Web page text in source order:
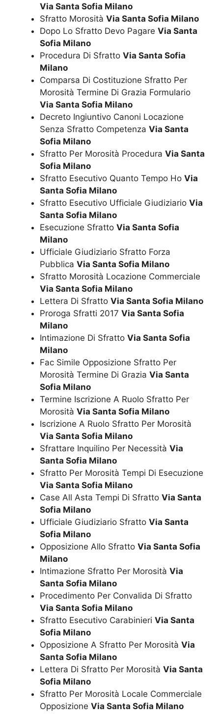
Via Santa Sofia Milano
Sfratto Morosità Via Santa Sofia Milano
Dopo Lo Sfratto Devo Pagare Via Santa
Sofia Milano
Procedura Di Sfratto Via Santa Sofia
Milano
Comparsa Di Costituzione Sfratto Per
Morosità Termine Di Grazia Formulario
Via Santa Sofia Milano
Decreto Ingiuntivo Canoni Locazione
Senza Sfratto Competenza Via Santa
Sofia Milano
Sfratto Per Morosità Procedura Via Santa
Sofia Milano
Sfratto Esecutivo Quanto Tempo Ho Via
Santa Sofia Milano
Sfratto Esecutivo Ufficiale Giudiziario Via
Santa Sofia Milano
Esecuzione Sfratto Via Santa Sofia
Milano
Ufficiale Giudiziario Sfratto Forza
Pubblica Via Santa Sofia Milano
Sfratto Morosità Locazione Commerciale
Via Santa Sofia Milano
Lettera Di Sfratto Via Santa Sofia Milano
Proroga Sfratti 2017 Via Santa Sofia
Milano
Intimazione Di Sfratto Via Santa Sofia
Milano
Fac Simile Opposizione Sfratto Per
Morosità Termine Di Grazia Via Santa
Sofia Milano
Termine Iscrizione A Ruolo Sfratto Per
Morosità Via Santa Sofia Milano
Iscrizione A Ruolo Sfratto Per Morosità
Via Santa Sofia Milano
Sfrattare Inquilino Per Necessità Via
Santa Sofia Milano
Sfratto Per Morosità Tempi Di Esecuzione
Via Santa Sofia Milano
Case All Asta Tempi Di Sfratto Via Santa
Sofia Milano
Ufficiale Giudiziario Sfratto Via Santa
Sofia Milano
Opposizione Allo Sfratto Via Santa Sofia
Milano
Intimazione Sfratto Per Morosità Via
Santa Sofia Milano
Procedimento Per Convalida Di Sfratto
Via Santa Sofia Milano
Sfratto Esecutivo Carabinieri Via Santa
Sofia Milano
Opposizione A Sfratto Per Morosità Via
Santa Sofia Milano
Lettera Di Sfratto Per Morosità Via Santa
Sofia Milano
Sfratto Per Morosità Locale Commerciale
Opposizione Via Santa Sofia Milano